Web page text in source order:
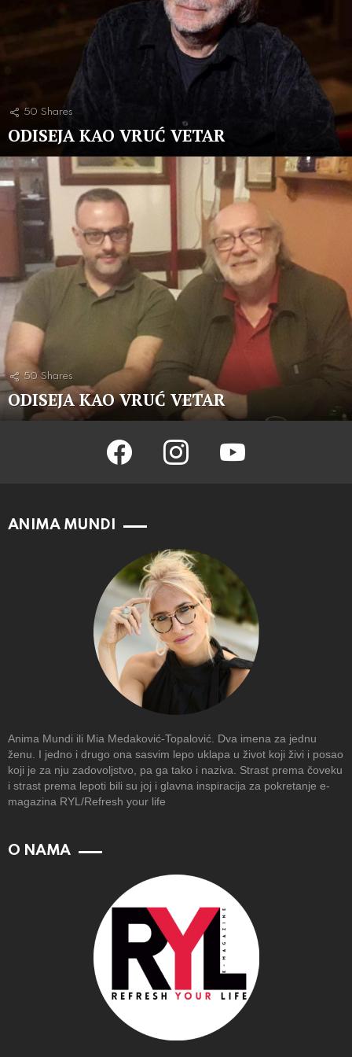
50 Shares
ODISEJA KAO VRUĆ VETAR
50 Shares
ODISEJA KAO VRUĆ VETAR
facebook instagram youtube
ANIMA MUNDI
Anima Mundi ili Mia Medaković-Topalović. Dva imena za jednu
ženu. I jedno i drugo ona sasvim lepo uklapa u život koji živi i posao
koji je za nju zadovoljstvo, pa ga tako i naziva. Strast prema čoveku
i strast prema lepoti bili su joj i glavna inspiracija za pokretanje e-
magazina RYL/Refresh your life
O NAMA